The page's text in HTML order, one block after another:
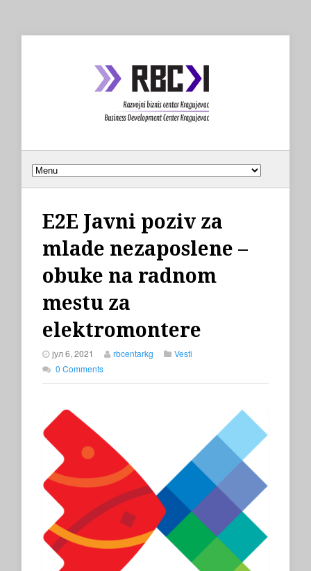
E2E Javni poziv za
mlade nezaposlene –
obuke na radnom
mestu za
elektromontere
јул 6, 2021 rbcentarkg
Vesti
0 Comments